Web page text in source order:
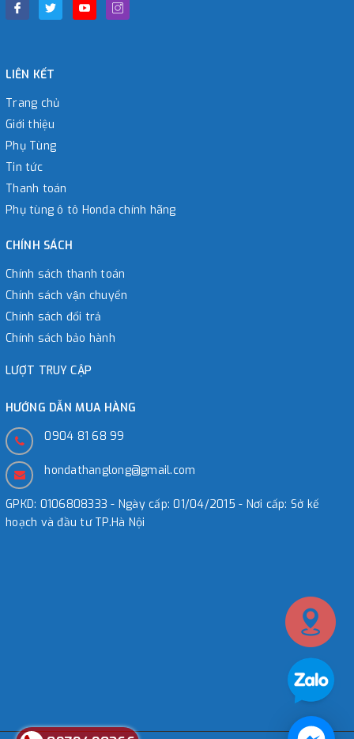
LIÊN KẾT
Trang chủ
Giới thiệu
Phụ Tùng
Tin tức
Thanh toán
Phụ tùng ô tô Honda chính hãng
CHÍNH SÁCH
Chính sách thanh toán
Chính sách vận chuyển
Chính sách đổi trả
Chính sách bảo hành
LƯỢT TRUY CẬP
HƯỚNG DẪN MUA HÀNG
0904 81 68 99
hondathanglong@gmail.com
GPKD: 0106808333 - Ngày cấp: 01/04/2015 - Nơi cấp: Sở kế
hoạch và đầu tư TP.Hà Nội